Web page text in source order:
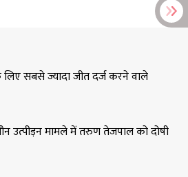
सबसे ज्यादा जीत दर्ज करने वाले
उत्पीड़न मामले में तरुण तेजपाल को दोषी